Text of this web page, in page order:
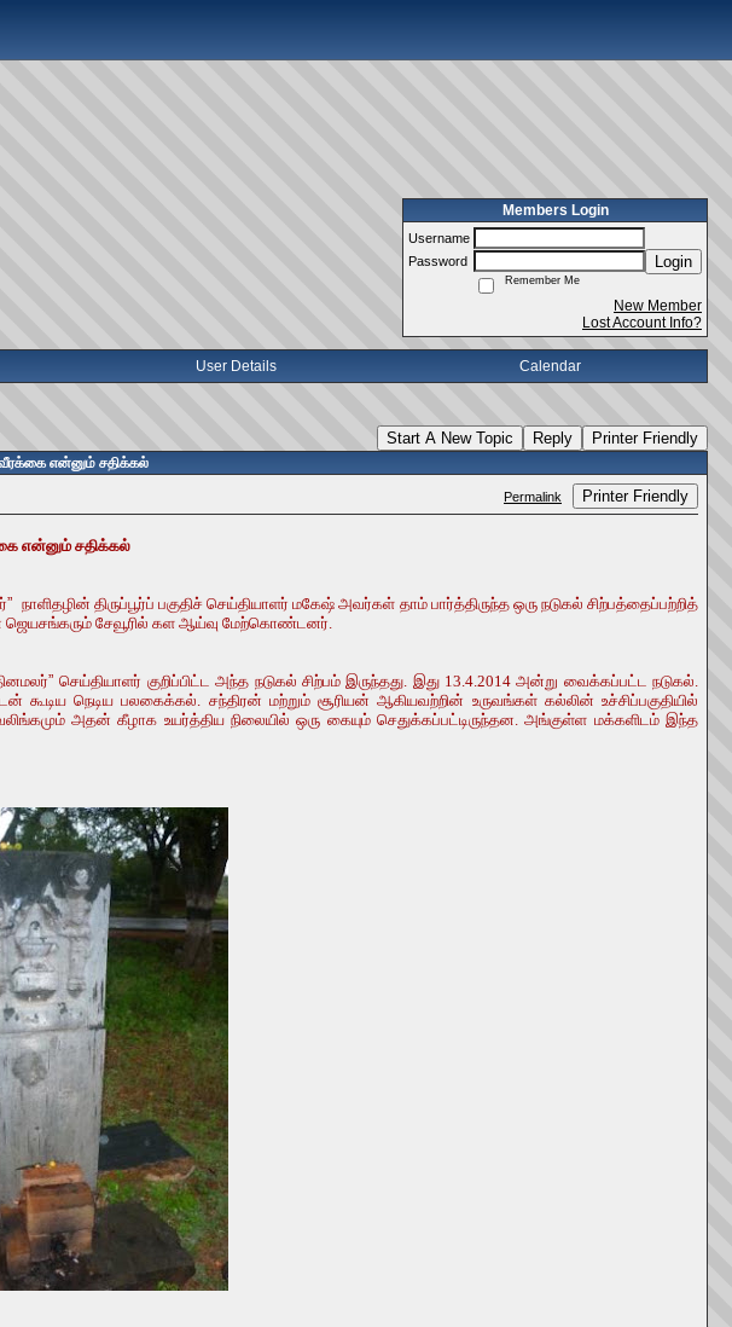
Members Login
Username
Password
Login
Remember Me
New Member
Lost Account Info?
User Details Calendar
Start A New Topic Reply Printer Friendly
என்னும் சதிக்கல்
Permalink Printer Friendly
என்னும் சதிக்கல்
” நாளிதழின் திருப்பூர்ப் பகுதிச் செய்தியாளர் மகேஷ் அவர்கள் தாம் பார்த்திருந்த ஒரு நடுகல் சிற்பத்தைப்பற்றித்
ஜெயசங்கரும் சேவூரில் கள ஆய்வு மேற்கொண்டனர்.
”செய்தியாளர் குறிப்பிட்ட அந்த நடுகல் சிற்பம் இருந்தது. இது 13.4.2014 அன்று வைக்கப்பட்ட நடுகல்.
கூடிய நெடிய பலகைக்கல். சந்திரன் மற்றும் சூரியன் ஆகியவற்றின் உருவங்கள் கல்லின் உச்சிப்பகுதியில்
அதன் கீழாக உயர்த்திய நிலையில் ஒரு கையும் செதுக்கப்பட்டிருந்தன. அங்குள்ள மக்களிடம் இந்த